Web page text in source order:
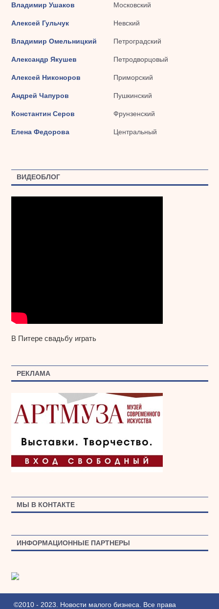
Владимир Ушаков Московский
Алексей Гульчук Невский
Владимир Омельницкий Петроградский
Александр Якушев Петродворцовый
Алексей Никоноров Приморский
Андрей Чапуров Пушкинский
Константин Серов Фрунзенский
Елена Федорова Центральный
ВИДЕОБЛОГ
В Питере свадьбу играть
РЕКЛАМА
МЫ В КОНТАКТЕ
ИНФОРМАЦИОННЫЕ ПАРТНЕРЫ
©2010 - 2023. Новости малого бизнеса. Все права